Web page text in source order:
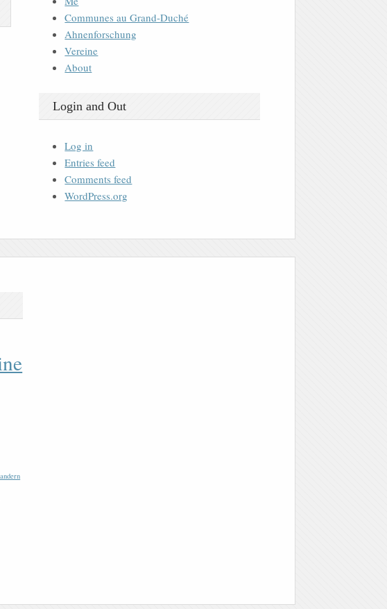
Communes au Grand-Duché
Ahnenforschung
Vereine
About
Login and Out
Log in
Entries feed
Comments feed
WordPress.org